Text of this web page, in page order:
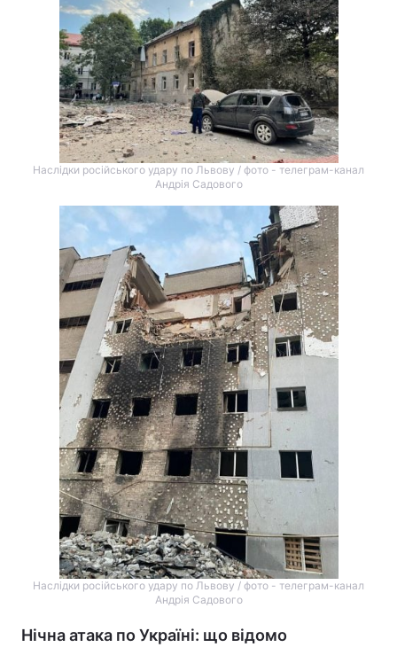
Наслідки російського удару по Львову / фото - телеграм-канал
Андрія Садового
Наслідки російського удару по Львову / фото - телеграм-канал
Андрія Садового
Нічна атака по Україні: що відомо